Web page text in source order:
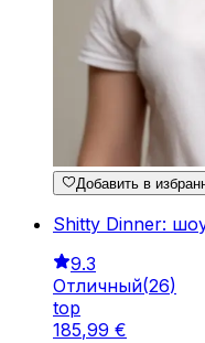
Добавить в
Shitty Dinner:
9.3
Отличный(26)
top
185,99 €